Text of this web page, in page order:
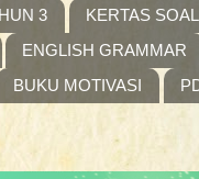
3
KERTAS
ENGLISH GRAMMAR
BUKU MOTIVASI